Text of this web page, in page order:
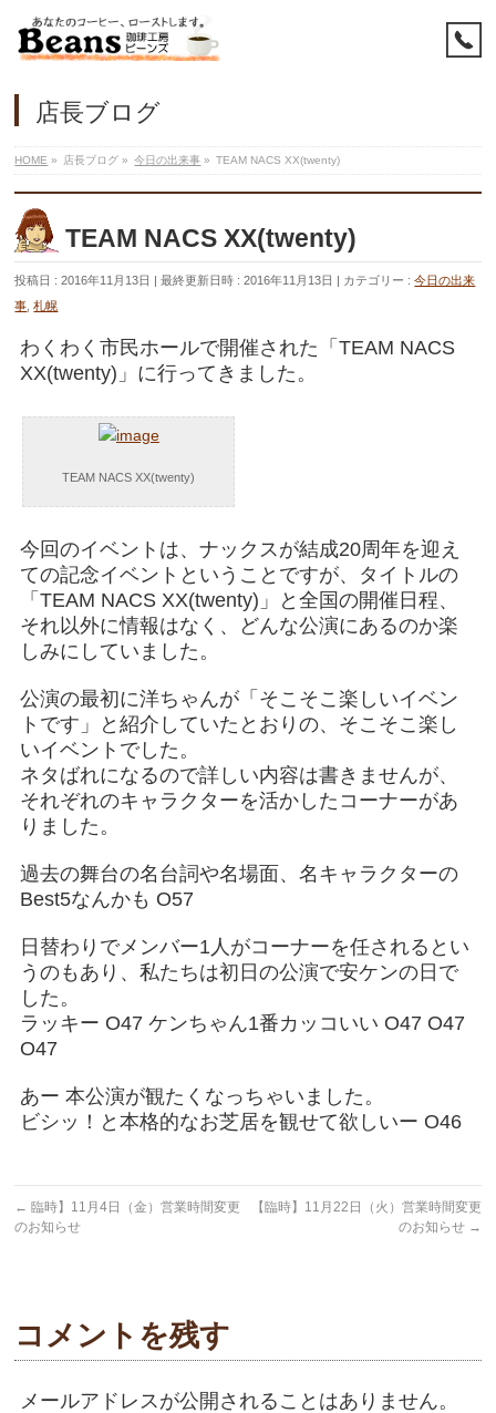
店長ブログ
HOME » 店長ブログ » 今日の出来事 » TEAM NACS XX(twenty)
TEAM NACS XX(twenty)
投稿日 : 2016年11月13日 最終更新日時 : 2016年11月13日 カテゴリー :今日の出来
事 ,札幌
わくわく市民ホールで開催された「TEAM NACS
XX(twenty)」に行ってきました。
TEAM NACS XX(twenty)
今回のイベントは、ナックスが結成20周年を迎え
ての記念イベントということですが、タイトルの
「TEAM NACS XX(twenty)」と全国の開催日程、
それ以外に情報はなく、どんな公演にあるのか楽
しみにしていました。
公演の最初に洋ちゃんが「そこそこ楽しいイベン
トです」と紹介していたとおりの、そこそこ楽し
いイベントでした。
ネタばれになるので詳しい内容は書きませんが、
それぞれのキャラクターを活かしたコーナーがあ
りました。
過去の舞台の名台詞や名場面、名キャラクターの
Best5なんかも O57
日替わりでメンバー1人がコーナーを任されるとい
うのもあり、私たちは初日の公演で安ケンの日で
した。
ラッキー O47 ケンちゃん1番カッコいい O47 O47
O47
あー 本公演が観たくなっちゃいました。
ビシッ！と本格的なお芝居を観せて欲しいー O46
← 臨時】11月4日（金）営業時間変更
のお知らせ
【臨時】11月22日（火）営業時間変更
のお知らせ →
コメントを残す
メールアドレスが公開されることはありません。